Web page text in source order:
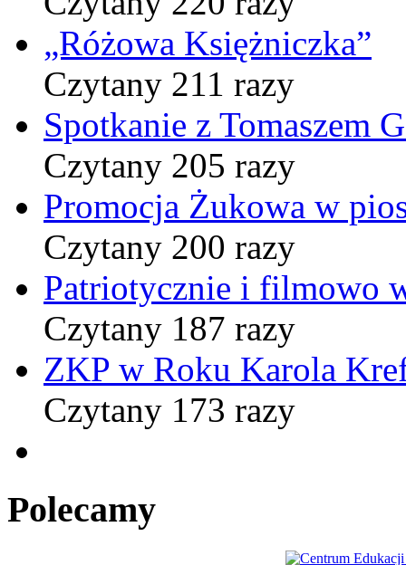
„Różowa Księżniczka”
Czytany 211 razy
Spotkanie z Tomaszem
Czytany 205 razy
Promocja Żukowa w
Czytany 200 razy
Patriotycznie i filmowo
Czytany 187 razy
ZKP w Roku Karola
Czytany 173 razy
Polecamy